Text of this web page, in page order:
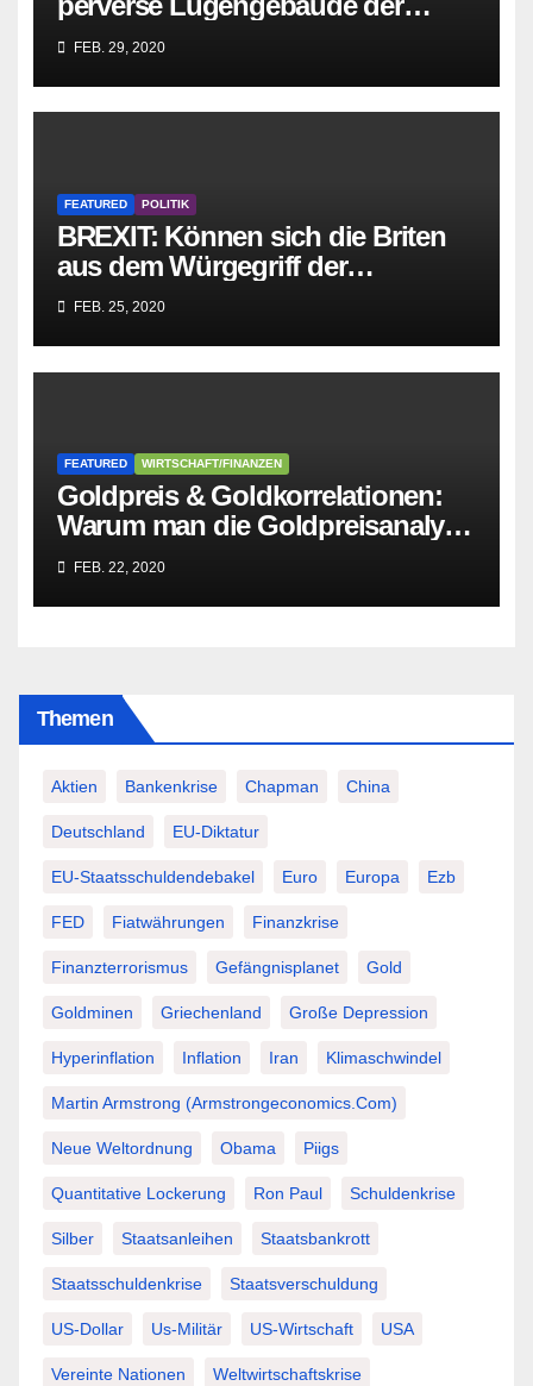
Sozialisten in sich
zusammenbricht!
FEB. 29, 2020
FEATURED POLITIK
BREXIT: Können sich die Briten
aus dem Würgegriff der
parasitären EU-Mafia befreien?
FEB. 25, 2020
FEATURED WIRTSCHAFT/FINANZEN
Goldpreis & Goldkorrelationen:
Warum man die Goldpreisanalyse
besser Profis überlässt!
FEB. 22, 2020
Themen
Aktien Bankenkrise Chapman China
Deutschland EU-Diktatur
EU-Staatsschuldendebakel Euro Europa Ezb
FED Fiatwährungen Finanzkrise
Finanzterrorismus Gefängnisplanet Gold
Goldminen Griechenland Große Depression
Hyperinflation Inflation Iran Klimaschwindel
Martin Armstrong (Armstrongeconomics.com)
Neue Weltordnung Obama Piigs
Quantitative Lockerung Ron Paul Schuldenkrise
Silber Staatsanleihen Staatsbankrott
Staatsschuldenkrise Staatsverschuldung
US-Dollar Us-Militär US-Wirtschaft USA
Vereinte Nationen Weltwirtschaftskrise